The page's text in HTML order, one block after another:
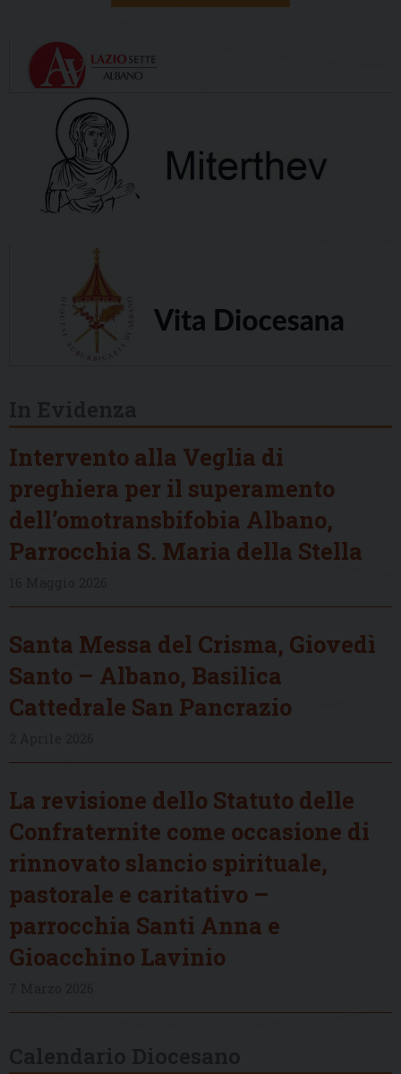
Intervento alla Veglia di
preghiera per il superamento
dell’omotransbifobia Albano,
Parrocchia S. Maria della Stella
Santa Messa del Crisma, Giovedì
Santo – Albano, Basilica
Cattedrale San Pancrazio
La revisione dello Statuto delle
Confraternite come occasione di
rinnovato slancio spirituale,
pastorale e caritativo –
parrocchia Santi Anna e
Gioacchino Lavinio